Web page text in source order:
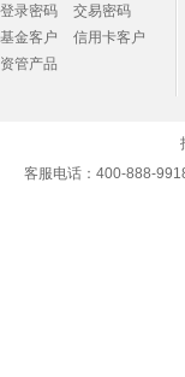
登录密码
交易密码
基金客户
信用卡客户
资管产品
客服电话：400-888-